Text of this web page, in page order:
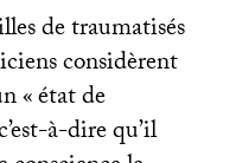
de traumatisés
considèrent
«état de
à-dire qu’il